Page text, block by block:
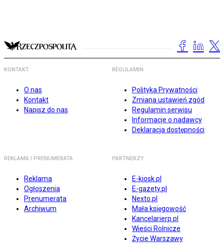
KONTAKT
O nas
Kontakt
Napisz do nas
REGULAMIN
Polityka Prywatności
Zmiana ustawień zgód
Regulamin serwisu
Informacje o nadawcy
Deklaracja dostępności
REKLAMA I PRENUMERATA
Reklama
Ogłoszenia
Prenumerata
Archiwum
PARTNERZY
E-kiosk.pl
E-gazety.pl
Nexto.pl
Mała księgowość
Kancelarierp.pl
Wieści Rolnicze
Życie Warszawy